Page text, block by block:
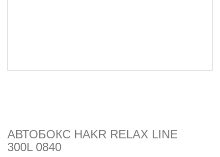
АВТОБОКС HAKR RELAX LINE
300L 0840